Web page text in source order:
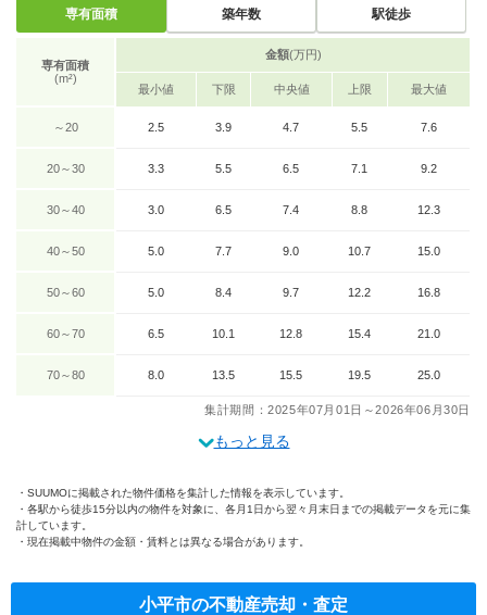
専有面積 築年数 駅徒歩
専有面積
(m²)
金額(万円)
最小値 下限 中央値 上限 最大値
～20 2.5 3.9 4.7 5.5 7.6
20～30 3.3 5.5 6.5 7.1 9.2
30～40 3.0 6.5 7.4 8.8 12.3
40～50 5.0 7.7 9.0 10.7 15.0
50～60 5.0 8.4 9.7 12.2 16.8
60～70 6.5 10.1 12.8 15.4 21.0
70～80 8.0 13.5 15.5 19.5 25.0
集計期間：2025年07月01日～2026年06月30日
もっと見る
SUUMOに掲載された物件価格を集計した情報を表示しています。
各駅から徒歩15分以内の物件を対象に、各月1日から翌々月末日までの掲載データを元に集
計しています。
現在掲載中物件の金額・賃料とは異なる場合があります。
小平市の不動産売却・査定